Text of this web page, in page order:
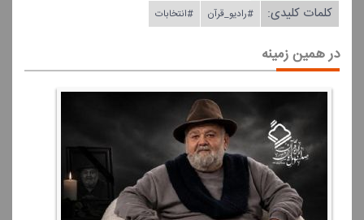
کلمات کلیدی:
#رادیو_قرآن #انتخابات
در همین زمینه